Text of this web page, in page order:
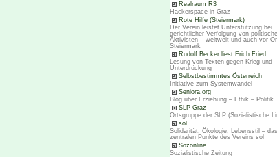
Realraum R3
Hackerspace in Graz
Rote Hilfe (Steiermark)
Der Verein leistet Unterstützung bei
gerichtlicher Verfolgung von
Aktivisten – weltweit und auch vor
Steiermark
Rudolf Becker liest Erich Fried
Lesung von Texten gegen Krieg und
Unterdrückung
Selbstbestimmtes Österreich
Initiative zum Systemwandel
Seniora.org
Blog über Erziehung – Ethik – Politik
SLP-Graz
Ortsgruppe der SLP (Sozialistische
sol
Solidarität, Ökologie, Lebensstil –
zentralen Punkte des Vereins sol
Sozonline
Sozialistische Zeitung